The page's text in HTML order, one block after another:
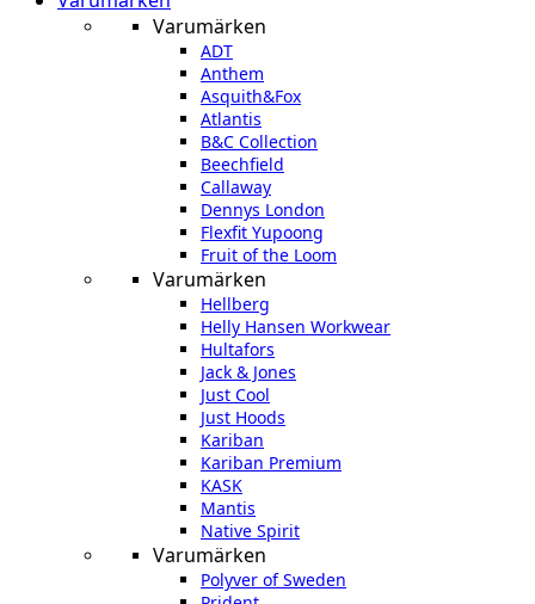
Varumärken
ADT
Anthem
Asquith&Fox
Atlantis
B&C Collection
Beechfield
Callaway
Dennys London
Flexfit Yupoong
Fruit of the Loom
Varumärken
Hellberg
Helly Hansen Workwear
Hultafors
Jack & Jones
Just Cool
Just Hoods
Kariban
Kariban Premium
KASK
Mantis
Native Spirit
Varumärken
Polyver of Sweden